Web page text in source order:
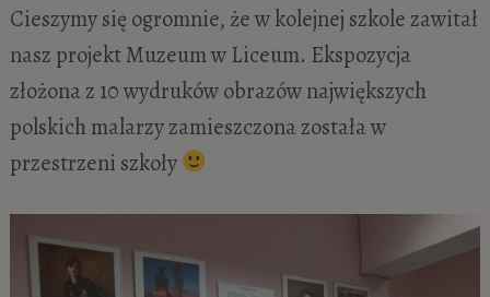
Cieszymy się ogromnie, że w kolejnej szkole zawitał
nasz projekt Muzeum w Liceum. Ekspozycja
złożona z 10 wydruków obrazów największych
polskich malarzy zamieszczona została w
przestrzeni szkoły